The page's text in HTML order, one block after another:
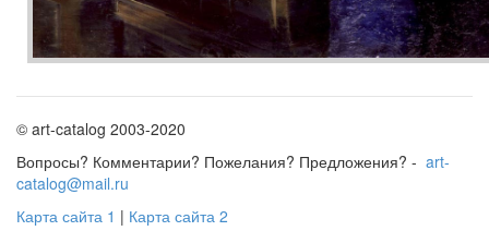
© art-catalog 2003-2020
Вопросы? Комментарии? Пожелания? Предложения? - art-
catalog@mail.ru
Карта сайта 1 | Карта сайта 2